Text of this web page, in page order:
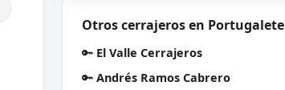
Otros cerrajeros en Portugalete
🔑 El Valle Cerrajeros
🔑 Andrés Ramos Cabrero